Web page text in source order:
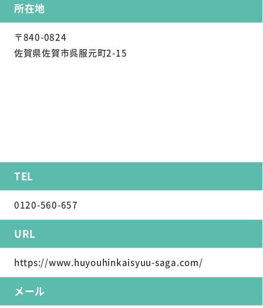
所在地
〒840-0824
佐賀県佐賀市呉服元町2-15
TEL
0120-560-657
URL
https://www.huyouhinkaisyuu-saga.com/
メール